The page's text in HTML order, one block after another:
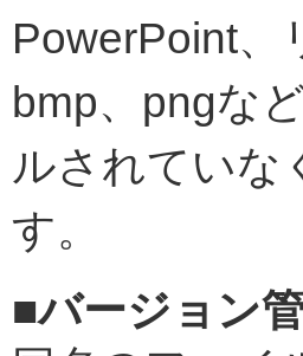
PowerPoint、
bmp、pngな
ルされていな
す。
■バージョン